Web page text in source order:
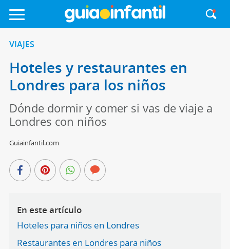
VIAJES
Hoteles y restaurantes en
Londres para los niños
Dónde dormir y comer si vas de viaje a
Londres con niños
Guiainfantil.com
En este artículo
Hoteles para niños en Londres
Restaurantes en Londres para niños